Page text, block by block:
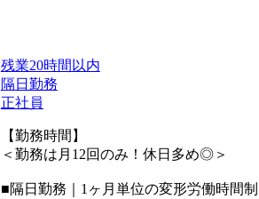
残業20時間以内
隔日勤務
正社員
【勤務時間】
＜勤務は月12回のみ！休日多め◎＞
■隔日勤務｜1ヶ月単位の変形労働時間制